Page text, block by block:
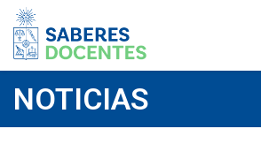
Postítulos y
NOTICIAS